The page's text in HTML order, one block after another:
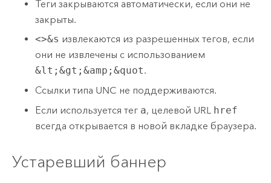
Теги закрываются автоматически, если они не
закрыты.
<>&s извлекаются из разрешенных тегов, если
они не извлечены с использованием
&lt;&gt;&amp;&quot.
Ссылки типа UNC не поддерживаются.
Если используется тег a, целевой URL href
всегда открывается в новой вкладке браузера.
Устаревший баннер